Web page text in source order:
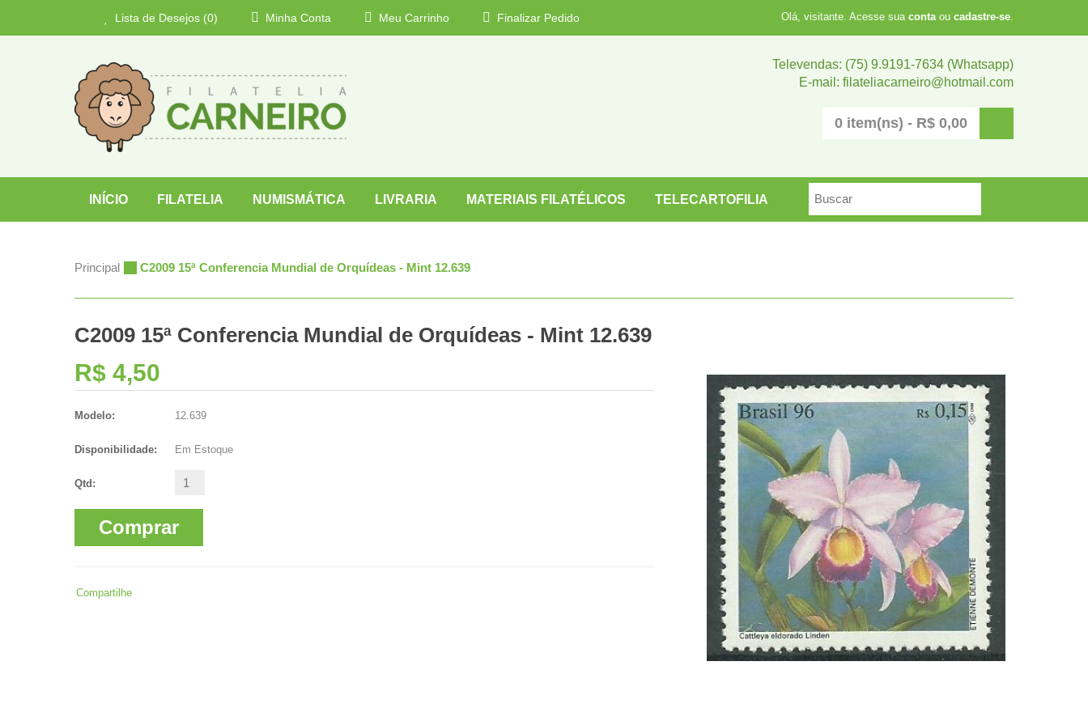
Lista de Desejos (0) Minha Conta Meu Carrinho Finalizar Pedido Olá, visitante. Acesse sua contaou cadastre-se.
Televendas: (75) 9.9191-7634 (Whatsapp)
E-mail: filateliacarneiro@hotmail.com
0 item(ns) - R$ 0,00
INÍCIO FILATELIA NUMISMÁTICA LIVRARIA MATERIAIS FILATÉLICOS TELECARTOFILIA
Principal » C2009 15ª Conferencia Mundial de Orquídeas - Mint 12.639
C2009 15ª Conferencia Mundial de Orquídeas - Mint 12.639
R$ 4,50
Modelo: 12.639
Disponibilidade: Em Estoque
Qtd:
Comprar
Compartilhe